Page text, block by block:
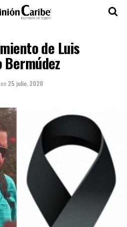
de Luis
on 25 julio, 2020